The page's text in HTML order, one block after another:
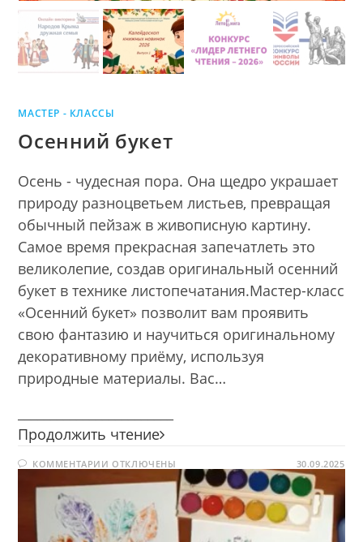
МАСТЕР - КЛАССЫ
Осенний букет
Осень - чудесная пора. Она щедро украшает
природу разноцветьем листьев, превращая
обычный пейзаж в живописную картину.
Самое время прекрасная запечатлеть это
великолепие, создав оригинальный осенний
букет в технике листопечатания.Мастер-класс
«Осенний букет» позволит вам проявить
свою фантазию и научиться оригинальному
декоративному приёму, используя
природные материалы. Вас…
Продолжить чтение Осенний
КОММЕНТАРИИ К
ЗАПИСИ
ОСЕННИЙ
ОТКЛЮЧЕНЫ 30.09.2025